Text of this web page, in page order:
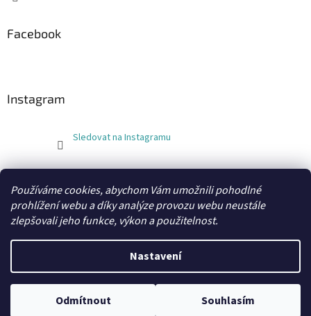
Používáme cookies, abychom Vám umožnili pohodlné
prohlížení webu a díky analýze provozu webu neustále
zlepšovali jeho funkce, výkon a použitelnost.
Nastavení
Odmítnout Souhlasím
Facebook
Instagram
Sledovat na Instagramu
Copyright 2026xobaly.cz. Všechna práva vyhrazena.
Grafický návrh a kódování vytvořilBEOM.cz.